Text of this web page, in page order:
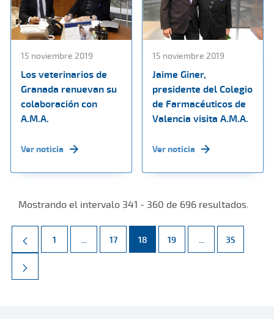
15 noviembre 2019
Los veterinarios de
Granada renuevan su
colaboración con
A.M.A.
Ver noticia
15 noviembre 2019
Jaime Giner,
presidente del Colegio
de Farmacéuticos de
Valencia visita A.M.A.
Ver noticia
Mostrando el intervalo 341 - 360 de 696 resultados.
Página
1 ... Páginas intermedias Use TAB para desplazarse.
Página
17 Página
18 Página
19 ... Páginas
Página
35